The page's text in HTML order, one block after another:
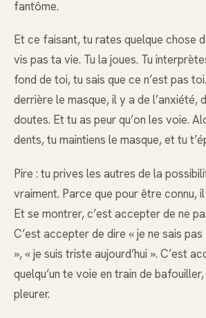
fantôme.
Et ce faisant, tu rates quelque chose
vis pas ta vie. Tu la joues. Tu
fond de toi, tu sais que ce n’est pas
derrière le masque, il y a de l’anxiété,
doutes. Et tu as peur qu’on les voie.
dents, tu maintiens le masque, et tu
Pire : tu prives les autres de la
vraiment. Parce que pour être connu,
Et se montrer, c’est accepter de ne
C’est accepter de dire « je ne sais
», « je suis triste aujourd’hui ». C’est
quelqu’un te voie en train de
pleurer.